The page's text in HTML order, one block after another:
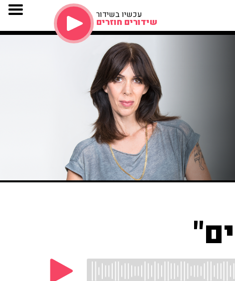
עכשיו בשידור
שידורים חוזרים